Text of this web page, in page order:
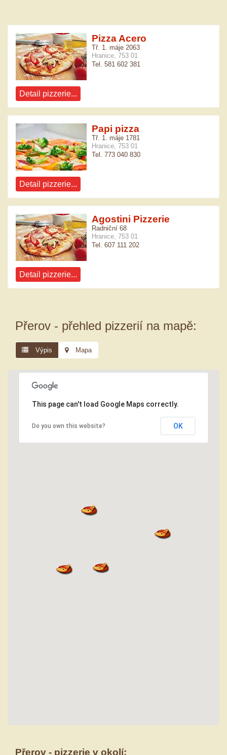
Pizza Acero
Tř. 1. máje 2063
Hranice, 753 01
Tel. 581 602 381
Detail pizzerie...
Papi pizza
Tř. 1. máje 1781
Hranice, 753 01
Tel. 773 040 830
Detail pizzerie...
Agostini Pizzerie
Radniční 68
Hranice, 753 01
Tel. 607 111 202
Detail pizzerie...
Přerov - přehled pizzerií na mapě:
Výpis Mapa
This page can't load Google Maps correctly.
Do you own this website? OK
Přerov - pizzerie v okolí: